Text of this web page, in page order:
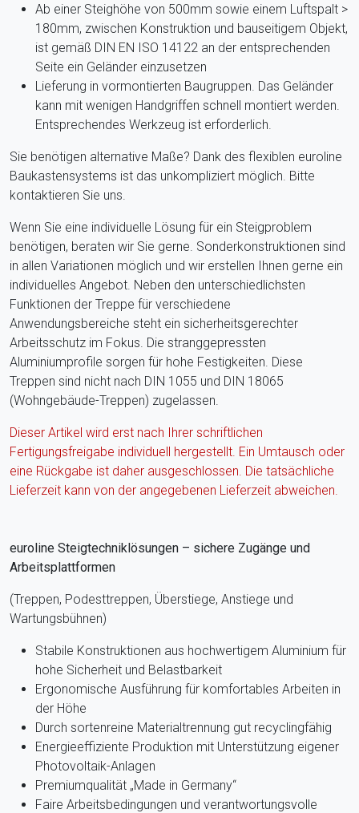
Ab einer Steighöhe von 500mm sowie einem Luftspalt >
180mm, zwischen Konstruktion und bauseitigem Objekt,
ist gemäß DIN EN ISO 14122 an der entsprechenden
Seite ein Geländer einzusetzen
Lieferung in vormontierten Baugruppen. Das Geländer
kann mit wenigen Handgriffen schnell montiert werden.
Entsprechendes Werkzeug ist erforderlich.
Sie benötigen alternative Maße? Dank des flexiblen euroline
Baukastensystems ist das unkompliziert möglich. Bitte
kontaktieren Sie uns.
Wenn Sie eine individuelle Lösung für ein Steigproblem
benötigen, beraten wir Sie gerne. Sonderkonstruktionen sind
in allen Variationen möglich und wir erstellen Ihnen gerne ein
individuelles Angebot. Neben den unterschiedlichsten
Funktionen der Treppe für verschiedene
Anwendungsbereiche steht ein sicherheitsgerechter
Arbeitsschutz im Fokus. Die stranggepressten
Aluminiumprofile sorgen für hohe Festigkeiten. Diese
Treppen sind nicht nach DIN 1055 und DIN 18065
(Wohngebäude-Treppen) zugelassen.
Dieser Artikel wird erst nach Ihrer schriftlichen
Fertigungsfreigabe individuell hergestellt. Ein Umtausch oder
eine Rückgabe ist daher ausgeschlossen. Die tatsächliche
Lieferzeit kann von der angegebenen Lieferzeit abweichen.
euroline Steigtechniklösungen – sichere Zugänge und
Arbeitsplattformen
(Treppen, Podesttreppen, Überstiege, Anstiege und
Wartungsbühnen)
Stabile Konstruktionen aus hochwertigem Aluminium für
hohe Sicherheit und Belastbarkeit
Ergonomische Ausführung für komfortables Arbeiten in
der Höhe
Durch sortenreine Materialtrennung gut recyclingfähig
Energieeffiziente Produktion mit Unterstützung eigener
Photovoltaik-Anlagen
Premiumqualität „Made in Germany“
Faire Arbeitsbedingungen und verantwortungsvolle